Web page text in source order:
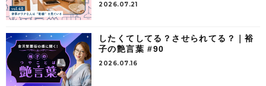
2026.07.21
したくてしてる？させられてる？｜裕
子の艶言葉 #90
2026.07.16